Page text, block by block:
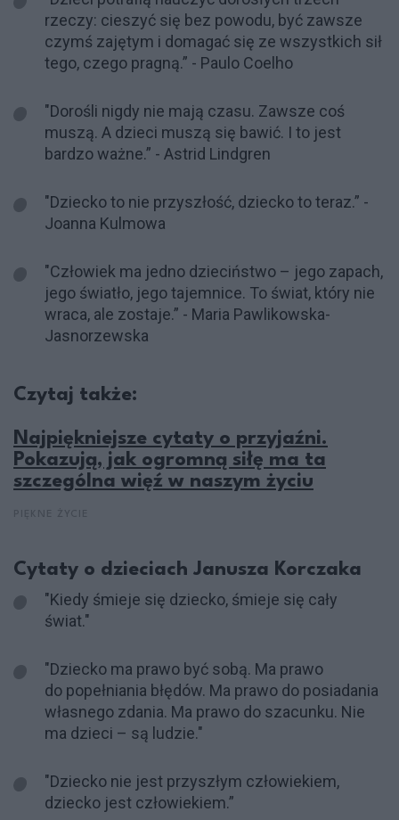
rzeczy: cieszyć się bez powodu, być zawsze
czymś zajętym i domagać się ze wszystkich sił
tego, czego pragną.” - Paulo Coelho
"Dorośli nigdy nie mają czasu. Zawsze coś
muszą. A dzieci muszą się bawić. I to jest
bardzo ważne.” - Astrid Lindgren
"Dziecko to nie przyszłość, dziecko to teraz.” -
Joanna Kulmowa
"Człowiek ma jedno dzieciństwo – jego zapach,
jego światło, jego tajemnice. To świat, który nie
wraca, ale zostaje.” - Maria Pawlikowska-
Jasnorzewska
Czytaj także:
Najpiękniejsze cytaty o przyjaźni.
Pokazują, jak ogromną siłę ma ta
szczególna więź w naszym życiu
Cytaty o dzieciach Janusza Korczaka
"Kiedy śmieje się dziecko, śmieje się cały
świat."
"Dziecko ma prawo być sobą. Ma prawo
do popełniania błędów. Ma prawo do posiadania
własnego zdania. Ma prawo do szacunku. Nie
ma dzieci – są ludzie."
"Dziecko nie jest przyszłym człowiekiem,
dziecko jest człowiekiem.”